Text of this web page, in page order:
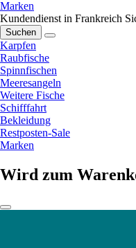
Marken
Kundendienst in Frankreich
Suchen
Karpfen
Raubfische
Spinnfischen
Meeresangeln
Weitere Fische
Schifffahrt
Bekleidung
Restposten-Sale
Marken
Wird zum